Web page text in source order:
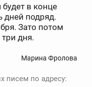
в конце
дней подряд.
Зато потом
дня.
Марина Фролова
писем по адресу: